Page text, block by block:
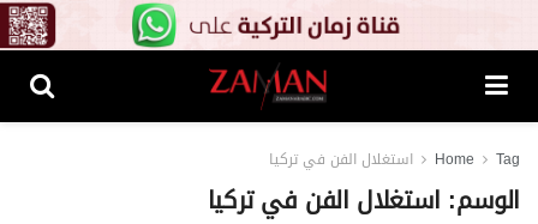
Home Tag استغلال الفن في تركيا
الوسم: استغلال الفن في تركيا